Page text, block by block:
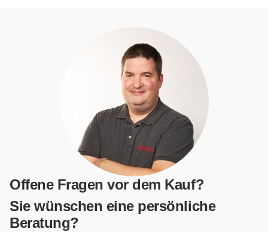
Offene Fragen vor dem Kauf?
Sie wünschen eine persönliche
Beratung?